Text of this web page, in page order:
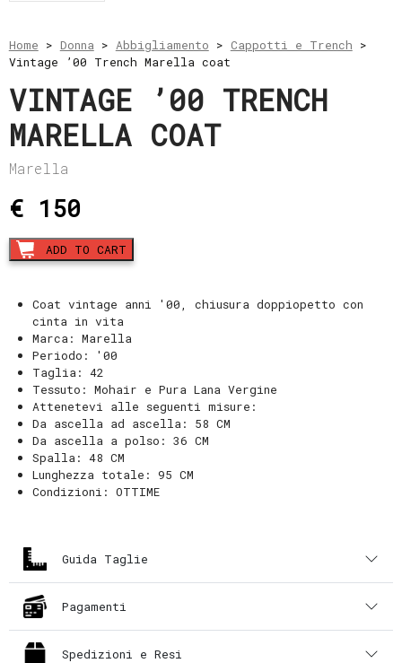
Home > Donna > Abbigliamento > Cappotti e Trench >
Vintage ’00 Trench Marella coat
VINTAGE ’00 TRENCH
MARELLA COAT
Marella
€ 150
Vintage
'00
coat
quantity
ADD TO CART
Coat vintage anni '00, chiusura doppiopetto con
cinta in vita
Marca: Marella
Periodo: '00
Taglia: 42
Tessuto: Mohair e Pura Lana Vergine
Attenetevi alle seguenti misure:
Da ascella ad ascella: 58 CM
Da ascella a polso: 36 CM
Spalla: 48 CM
Lunghezza totale: 95 CM
Condizioni: OTTIME
Guida Taglie
Pagamenti
Spedizioni e Resi